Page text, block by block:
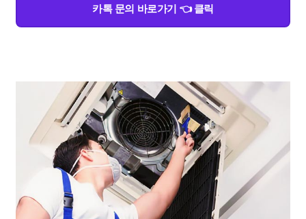
카톡 문의 바로가기 👈 클릭